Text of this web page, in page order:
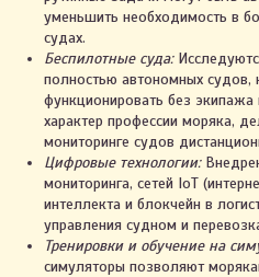
уменьшить необходимость в
судах.
Беспилотные суда:
полностью автономных судов,
функционировать без
характер профессии моряка,
мониторинге судов
Цифровые технологии:
мониторинга, сетей IoT
интеллекта и блокчейн в
управления судном и
Тренировки и обучение на
симуляторы позволяют
2023. ИП Автухова Марина
Св-во о государственной регистрации №
выдано Жлобинским райисполкомом
УНП 491461557
Интернет-сайт включён в БЕЛГИЭ
Республики Беларусь 01.11.2023 за